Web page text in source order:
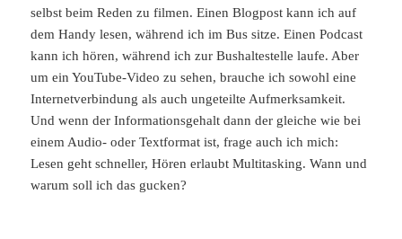
selbst beim Reden zu filmen. Einen Blogpost kann ich auf
dem Handy lesen, während ich im Bus sitze. Einen Podcast
kann ich hören, während ich zur Bushaltestelle laufe. Aber
um ein YouTube-Video zu sehen, brauche ich sowohl eine
Internetverbindung als auch ungeteilte Aufmerksamkeit.
Und wenn der Informationsgehalt dann der gleiche wie bei
einem Audio- oder Textformat ist, frage auch ich mich:
Lesen geht schneller, Hören erlaubt Multitasking. Wann und
warum soll ich das gucken?